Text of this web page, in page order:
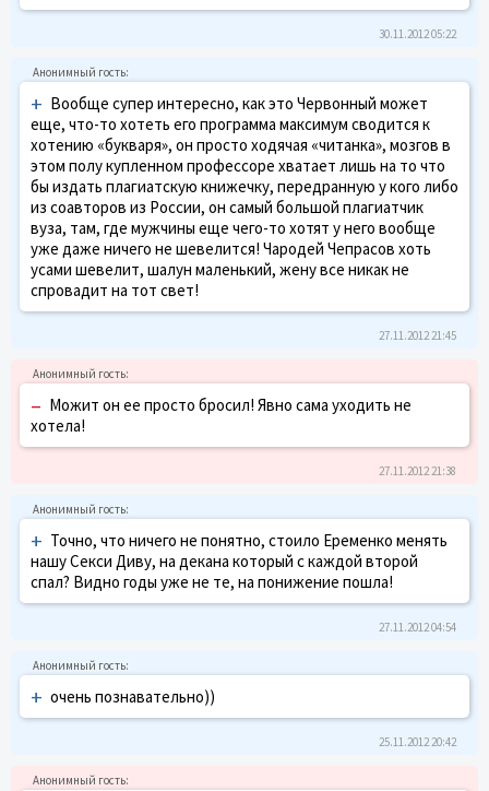
30.11.2012 05:22
+ Вообще супер интересно, как это Червонный может
еще, что-то хотеть его программа максимум сводится к
хотению «букваря», он просто ходячая «читанка», мозгов в
этом полу купленном профессоре хватает лишь на то что
бы издать плагиатскую книжечку, передранную у кого либо
из соавторов из России, он самый большой плагиатчик
вуза, там, где мужчины еще чего-то хотят у него вообще
уже даже ничего не шевелится! Чародей Чепрасов хоть
усами шевелит, шалун маленький, жену все никак не
спровадит на тот свет!
27.11.2012 21:45
– Можит он ее просто бросил! Явно сама уходить не
хотела!
27.11.2012 21:38
+ Точно, что ничего не понятно, стоило Еременко менять
нашу Секси Диву, на декана который с каждой второй
спал? Видно годы уже не те, на понижение пошла!
27.11.2012 04:54
+ очень познавательно))
25.11.2012 20:42